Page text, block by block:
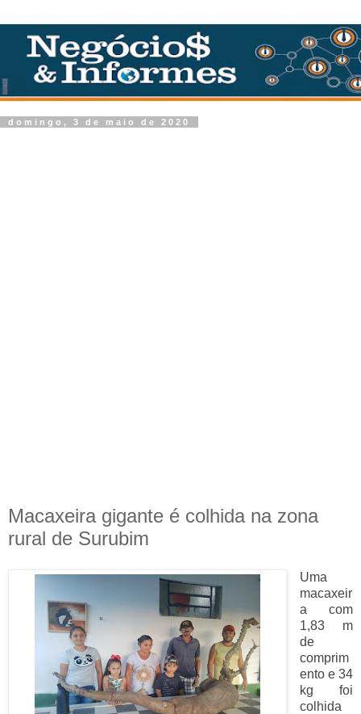
domingo, 3 de maio de 2020
Macaxeira gigante é colhida na zona
rural de Surubim
Uma
macaxeir
a com
1,83 m
de
comprim
ento e 34
kg foi
colhida